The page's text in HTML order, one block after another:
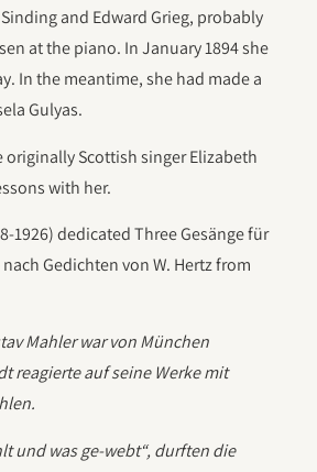
and Edward Grieg, probably
at the piano. In January 1894 she
In the meantime, she had made a
Gulyas.
originally Scottish singer Elizabeth
with her.
1926) dedicated Three Gesänge für
Gedichten von W. Hertz from
Mahler war von München
reagierte auf seine Werke mit
und was ge-webt“, durften die